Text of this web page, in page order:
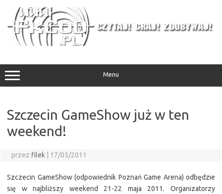
treści
Menu
Szczecin GameShow już w ten
weekend!
przez filek 17/05/2011
Szczecin GameShow (odpowiednik Poznań Game Arena) odbędzie
się w najbliższy weekend 21-22 maja 2011. Organizatorzy